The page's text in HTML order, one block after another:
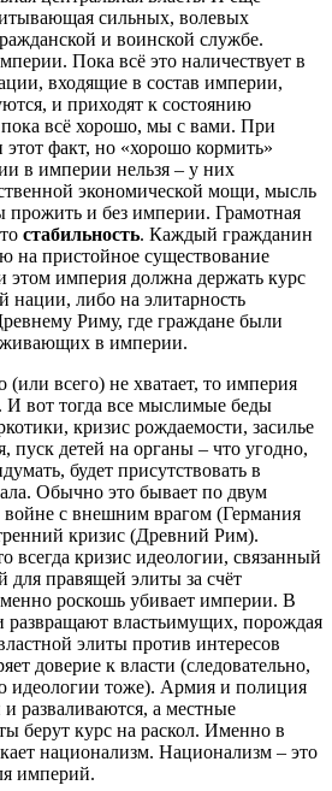
сильных, волевых
и воинской службе.
Пока всё это наличествует в
входящие в состав империи,
и приходят к состоянию
всё хорошо, мы с вами. При
этот факт, но «хорошо кормить»
в империи нельзя – у них
экономической мощи, мысль
прожить и без империи. Грамотная
стабильность. Каждый гражданин
на пристойное существование
этом империя должна держать курс
нации, либо на элитарность
Риму, где граждане были
в империи.
(или всего) не хватает, то империя
И вот тогда все мыслимые беды
кризис рождаемости, засилье
пуск детей на органы – что угодно,
будет присутствовать в
Обычно это бывает по двум
с внешним врагом (Германия
кризис (Древний Рим).
всегда кризис идеологии, связанный
для правящей элиты за счёт
роскошь убивает империи. В
развращают властьимущих, порождая
элиты против интересов
доверие к власти (следовательно,
идеологии тоже). Армия и полиция
разваливаются, а местные
берут курс на раскол. Именно в
национализм. Национализм – это
империй.